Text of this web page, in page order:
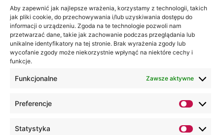
Aby zapewnić jak najlepsze wrażenia, korzystamy z technologii, takich
jak pliki cookie, do przechowywania i/lub uzyskiwania dostępu do
informacji o urządzeniu. Zgoda na te technologie pozwoli nam
przetwarzać dane, takie jak zachowanie podczas przeglądania lub
unikalne identyfikatory na tej stronie. Brak wyrażenia zgody lub
wycofanie zgody może niekorzystnie wpłynąć na niektóre cechy i
funkcje.
Funkcjonalne Zawsze aktywne
Preferencje
Statystyka
Lubelska
Akademia
WSEI
ul.
Projektowa
Jesteśmy
na: